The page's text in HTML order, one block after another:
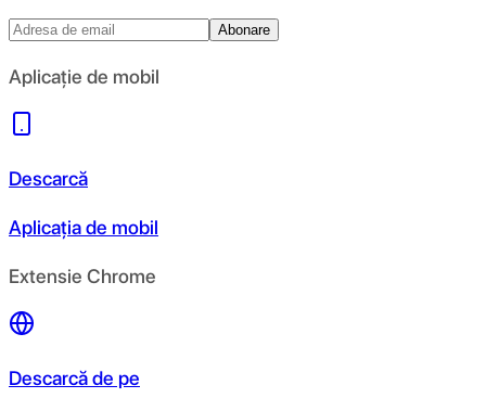
Abonare
Aplicație de mobil
Descarcă
Aplicația de mobil
Extensie Chrome
Descarcă de pe